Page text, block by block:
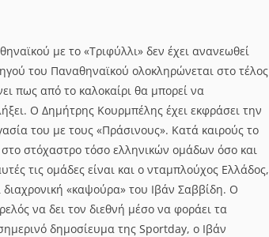
με το «Τριφύλλι» δεν έχει ανανεωθεί
του Παναθηναϊκού ολοκληρώνεται στο τέλος
πως από το καλοκαίρι θα μπορεί να
Ο Δημήτρης Κουρμπέλης έχει εκφράσει την
του με τους «Πράσινους». Κατά καιρούς το
στόχαστρο τόσο ελληνικών ομάδων όσο και
τις ομάδες είναι και ο νταμπλούχος Ελλάδος,
«καψούρα» του Ιβάν Σαββίδη. Ο
να δει τον διεθνή μέσο να φοράει τα
δημοσίευμα της Sportday, ο Ιβάν